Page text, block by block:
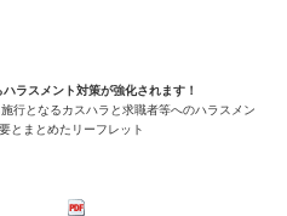
ラスメント対策が強化されます！
行となるカスハラと求職者等へのハラスメン
とまとめたリーフレット